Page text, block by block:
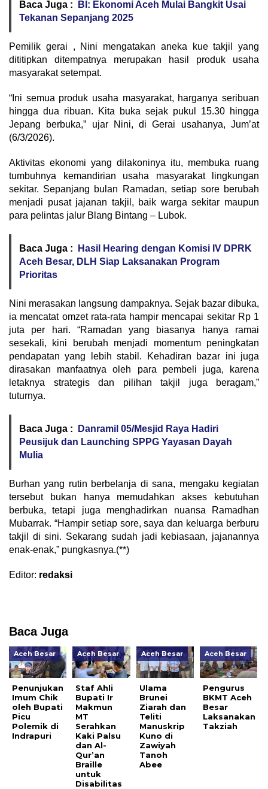
Baca Juga :
BI: Ekonomi Aceh Mulai Bangkit Usai
Tekanan Sepanjang 2025
Pemilik gerai , Nini mengatakan aneka kue takjil yang
dititipkan ditempatnya merupakan hasil produk usaha
masyarakat setempat.
“Ini semua produk usaha masyarakat, harganya seribuan
hingga dua ribuan. Kita buka sejak pukul 15.30 hingga
Jepang berbuka,” ujar Nini, di Gerai usahanya, Jum’at
(6/3/2026).
Aktivitas ekonomi yang dilakoninya itu, membuka ruang
tumbuhnya kemandirian usaha masyarakat lingkungan
sekitar. Sepanjang bulan Ramadan, setiap sore berubah
menjadi pusat jajanan takjil, baik warga sekitar maupun
para pelintas jalur Blang Bintang – Lubok.
Baca Juga :
Hasil Hearing dengan Komisi IV DPRK
Aceh Besar, DLH Siap Laksanakan Program
Prioritas
Nini merasakan langsung dampaknya. Sejak bazar dibuka,
ia mencatat omzet rata-rata hampir mencapai sekitar Rp 1
juta per hari. “Ramadan yang biasanya hanya ramai
sesekali, kini berubah menjadi momentum peningkatan
pendapatan yang lebih stabil. Kehadiran bazar ini juga
dirasakan manfaatnya oleh para pembeli juga, karena
letaknya strategis dan pilihan takjil juga beragam,”
tuturnya.
Baca Juga :
Danramil 05/Mesjid Raya Hadiri
Peusijuk dan Launching SPPG Yayasan Dayah
Mulia
Burhan yang rutin berbelanja di sana, mengaku kegiatan
tersebut bukan hanya memudahkan akses kebutuhan
berbuka, tetapi juga menghadirkan nuansa Ramadhan
Mubarrak. “Hampir setiap sore, saya dan keluarga berburu
takjil di sini. Sekarang sudah jadi kebiasaan, jajanannya
enak-enak,” pungkasnya.(**)
Editor: redaksi
Baca Juga
Aceh Besar
Penunjukan
Imum Chik
oleh Bupati
Picu
Polemik di
Indrapuri
Aceh Besar
Staf Ahli
Bupati Ir
Makmun
MT
Serahkan
Kaki Palsu
dan Al-
Qur’an
Braille
untuk
Disabilitas
Aceh Besar
Ulama
Brunei
Ziarah dan
Teliti
Manuskrip
Kuno di
Zawiyah
Tanoh
Abee
Aceh Besar
Pengurus
BKMT Aceh
Besar
Laksanakan
Takziah